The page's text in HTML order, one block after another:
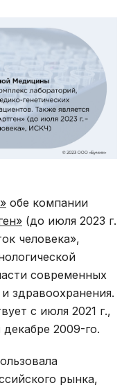
обе компании
(до июля 2023 г.
человека»,
современных
здравоохранения.
с июля 2021 г.,
2009-го.
рынка,